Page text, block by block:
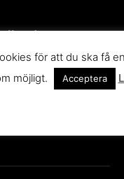
väg till trygg
än du tror
för att du ska få
möjligt.
Acceptera